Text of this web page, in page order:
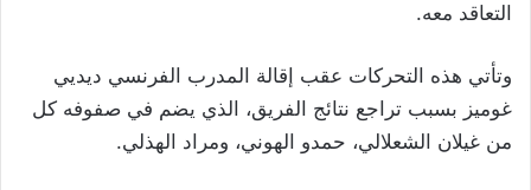
التعاقد معه.
وتأتي هذه التحركات عقب إقالة المدرب الفرنسي ديديي
غوميز بسبب تراجع نتائج الفريق، الذي يضم في صفوفه كل
من غيلان الشعلالي، حمدو الهوني، ومراد الهذلي.